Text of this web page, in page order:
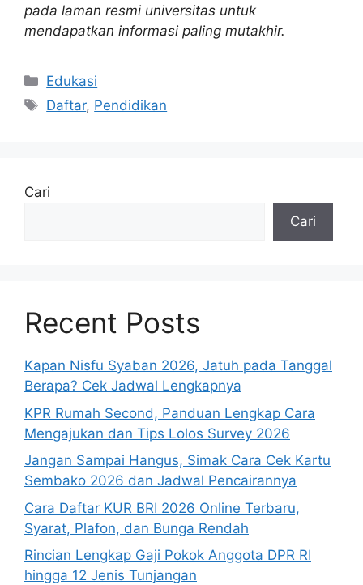
pada laman resmi universitas untuk
mendapatkan informasi paling mutakhir.
Kategori
Edukasi
Tag
Daftar, Pendidikan
Cari
Cari
Recent Posts
Kapan Nisfu Syaban 2026, Jatuh pada Tanggal
Berapa? Cek Jadwal Lengkapnya
KPR Rumah Second, Panduan Lengkap Cara
Mengajukan dan Tips Lolos Survey 2026
Jangan Sampai Hangus, Simak Cara Cek Kartu
Sembako 2026 dan Jadwal Pencairannya
Cara Daftar KUR BRI 2026 Online Terbaru,
Syarat, Plafon, dan Bunga Rendah
Rincian Lengkap Gaji Pokok Anggota DPR RI
hingga 12 Jenis Tunjangan